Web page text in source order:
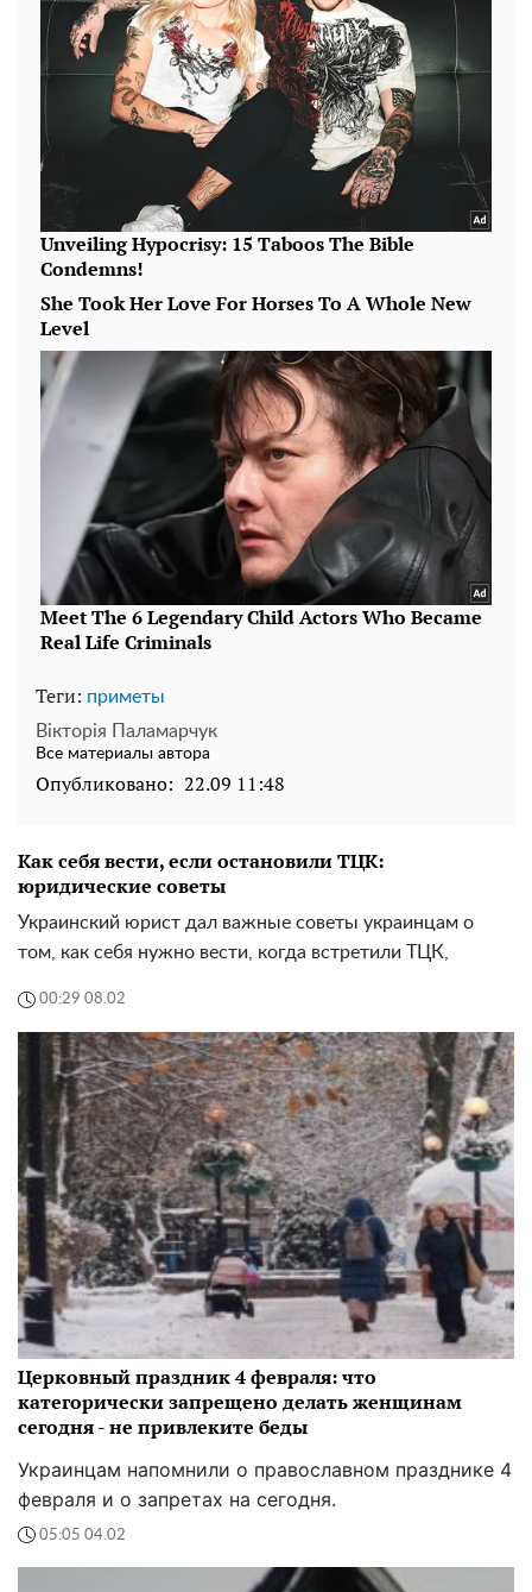
Теги: приметы
Вікторія Паламарчук
Все материалы автора
Опубликовано: 22.09 11:48
Как себя вести, если остановили ТЦК:
юридические советы
Украинский юрист дал важные советы украинцам о
том, как себя нужно вести, когда встретили ТЦК,
00:29 08.02
Церковный праздник 4 февраля: что
категорически запрещено делать женщинам
сегодня - не привлеките беды
Украинцам напомнили о православном празднике 4
февраля и о запретах на сегодня.
05:05 04.02